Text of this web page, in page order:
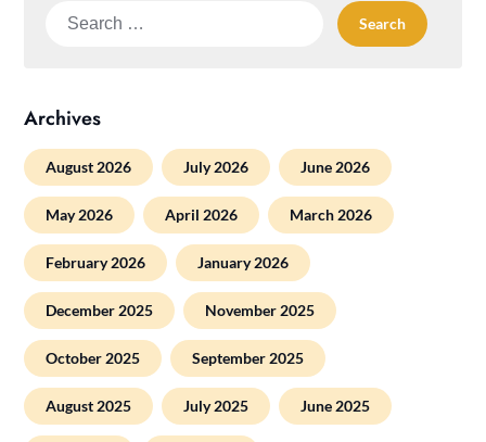
Search
Archives
August 2026 July 2026 June 2026
May 2026 April 2026 March 2026
February 2026 January 2026
December 2025 November 2025
October 2025 September 2025
August 2025 July 2025 June 2025